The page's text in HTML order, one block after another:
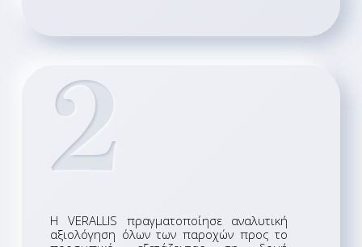
2
Η VERALLIS πραγματοποίησε αναλυτική
αξιολόγηση όλων των παροχών προς το